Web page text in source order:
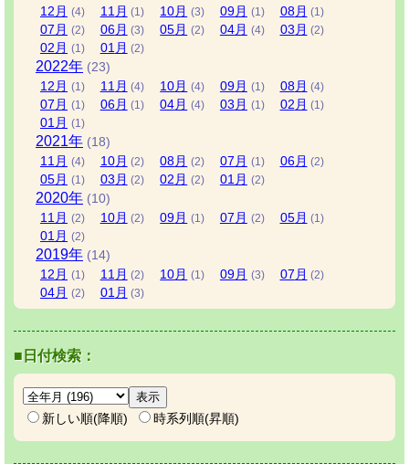
12 月 (4) 11 月 (1) 10月 (3) 09月 (1) 08月 (1)
07 月 (2) 06月 (3) 05月 (2) 04月 (4) 03 月 (2)
02 月 (1) 01 月 (2)
2022年 (23)
12 月 (1) 11 月 (4) 10月 (4) 09月 (1) 08月 (4)
07 月 (1) 06月 (1) 04月 (4) 03 月 (1) 02 月 (1)
01 月 (1)
2021年 (18)
11 月 (4) 10月 (2) 08月 (2) 07 月 (1) 06月 (2)
05月 (1) 03 月 (2) 02 月 (2) 01 月 (2)
2020年 (10)
11 月 (2) 10月 (2) 09月 (1) 07 月 (2) 05月 (1)
01 月 (2)
2019年 (14)
12 月 (1) 11 月 (2) 10月 (1) 09月 (3) 07 月 (2)
04月 (2) 01 月 (3)
■日付検索：
新しい順(降順) 時系列順(昇順)